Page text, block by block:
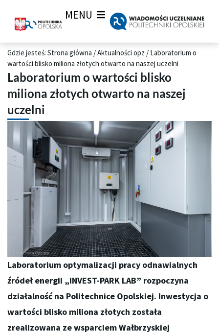
MENU
Gdzie jesteś: Strona główna /Aktualności opz / Laboratorium o
wartości blisko miliona złotych otwarto na naszej uczelni
Laboratorium o wartości blisko
miliona złotych otwarto na naszej
uczelni
Laboratorium optymalizacji pracy odnawialnych
źródeł energii „INVEST-PARK LAB” rozpoczyna
działalność na Politechnice Opolskiej. Inwestycja o
wartości blisko miliona złotych została
zrealizowana ze wsparciem Wałbrzyskiej